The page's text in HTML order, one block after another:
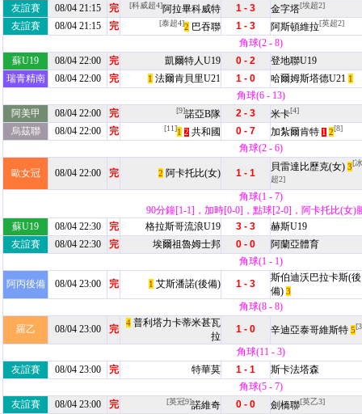
友誼賽
08/04 21:15 完 [科威超4]阿拉畢科威特 1 - 3 金字塔[埃超2]
友誼賽 08/04 21:15 完 [泰超4]2 巴吞聯 1 - 3 阿斯頓維拉[英超2]
角球(2 - 8)
蘇U19
08/04 22:00 完 凱爾特人U19 0 - 2
登地聯U19
瑞青精南
08/04 22:00 完 1 法爾肯貝里U21 1 - 0 哈爾姆斯塔德U21 1
角球(6 - 13)
阿美甲
08/04 22:00 完 [9]諾亞B隊 2 - 3 米卡[4]
烏茲聯 08/04 22:00 完 [11]1 2 共和國 0 - 7 加紮爾肯特 1 2[8]
角球(2 - 6)
歐女冠 08/04 22:00 完 2 阿卡托比(女) 1 - 1
貝雷達比歷克(女) 3[
超2]
角球(1 - 7)
90分鐘[1-1]，加時[0-0]，點球[2-0]，阿卡托比(女)
蘇U19
08/04 22:30 完 格拉斯哥流浪U19 3 - 3
赫斯U19
友誼賽
08/04 22:30 完 埃爾祖魯姆士邦 0 - 0
阿蘭亞體育
角球(1 - 1)
阿丙後備
08/04 23:00 完 1 艾斯潘諾(後備) 1 - 3
斯伯迪沃巴拉卡斯(後
備) 3
角球(8 - 8)
羅乙
08/04 23:00 完
4 普利塔力卡蒂米甚瓦
拉
1 - 0 辛迪亞泰哥維斯特 5
角球(11 - 3)
友誼賽
08/04 23:00 完 特華莫 1 - 1
斯卡法塔森
角球(5 - 7)
友誼賽
08/04 23:00 完 [英冠9]諾維奇 0 - 0 劍橋聯[英乙3]